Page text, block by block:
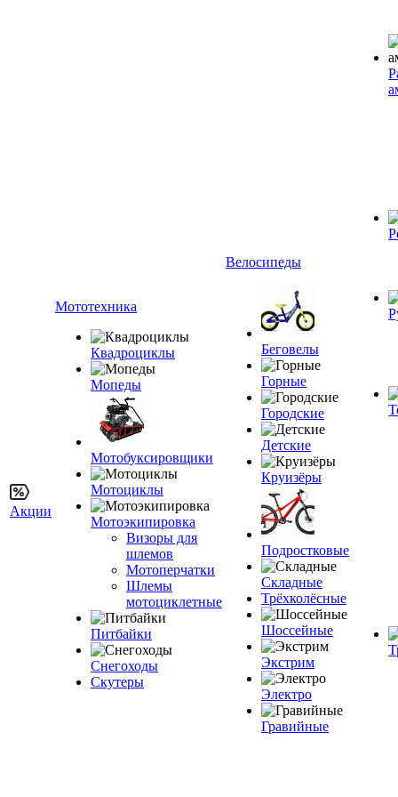
Акции
Мототехника
Квадроциклы
Мопеды
Мотобуксировщики
Мотоциклы
Мотоэкипировка
Визоры для
шлемов
Мотоперчатки
Шлемы
мотоциклетные
Питбайки
Снегоходы
Скутеры
Велосипеды
Беговелы
Горные
Городские
Детские
Круизёры
Подростковые
Складные
Трёхколёсные
Шоссейные
Экстрим
Электро
Гравийные